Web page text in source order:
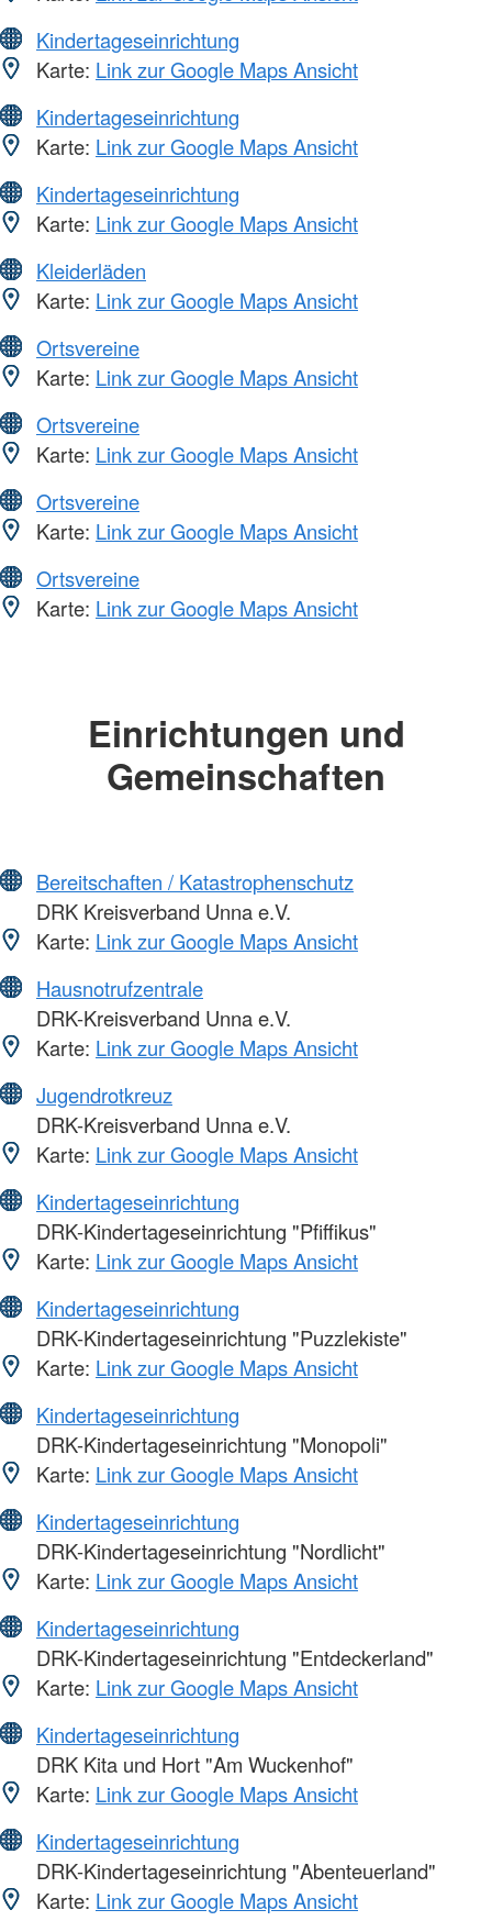
Kindertageseinrichtung
Karte: Link zur Google Maps Ansicht
Kindertageseinrichtung
Karte: Link zur Google Maps Ansicht
Kindertageseinrichtung
Karte: Link zur Google Maps Ansicht
Kleiderläden
Karte: Link zur Google Maps Ansicht
Ortsvereine
Karte: Link zur Google Maps Ansicht
Ortsvereine
Karte: Link zur Google Maps Ansicht
Ortsvereine
Karte: Link zur Google Maps Ansicht
Ortsvereine
Karte: Link zur Google Maps Ansicht
Einrichtungen und
Gemeinschaften
Bereitschaften / Katastrophenschutz
DRK Kreisverband Unna e.V.
Karte: Link zur Google Maps Ansicht
Hausnotrufzentrale
DRK-Kreisverband Unna e.V.
Karte: Link zur Google Maps Ansicht
Jugendrotkreuz
DRK-Kreisverband Unna e.V.
Karte: Link zur Google Maps Ansicht
Kindertageseinrichtung
DRK-Kindertageseinrichtung "Pfiffikus"
Karte: Link zur Google Maps Ansicht
Kindertageseinrichtung
DRK-Kindertageseinrichtung "Puzzlekiste"
Karte: Link zur Google Maps Ansicht
Kindertageseinrichtung
DRK-Kindertageseinrichtung "Monopoli"
Karte: Link zur Google Maps Ansicht
Kindertageseinrichtung
DRK-Kindertageseinrichtung "Nordlicht"
Karte: Link zur Google Maps Ansicht
Kindertageseinrichtung
DRK-Kindertageseinrichtung "Entdeckerland"
Karte: Link zur Google Maps Ansicht
Kindertageseinrichtung
DRK Kita und Hort "Am Wuckenhof"
Karte: Link zur Google Maps Ansicht
Kindertageseinrichtung
DRK-Kindertageseinrichtung "Abenteuerland"
Karte: Link zur Google Maps Ansicht